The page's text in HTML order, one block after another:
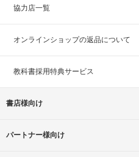
協力店一覧
オンラインショップの返品について
教科書採用特典サービス
書店様向け
パートナー様向け